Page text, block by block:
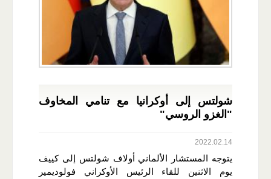
شولتس إلى أوكرانيا مع تنامي المخاوف
"الغزو الروسي"
2022.02.14
يتوجه المستشار الألماني أولاف شولتس إلى كييف
يوم الاثنين للقاء الرئيس الأوكراني فولوديمير